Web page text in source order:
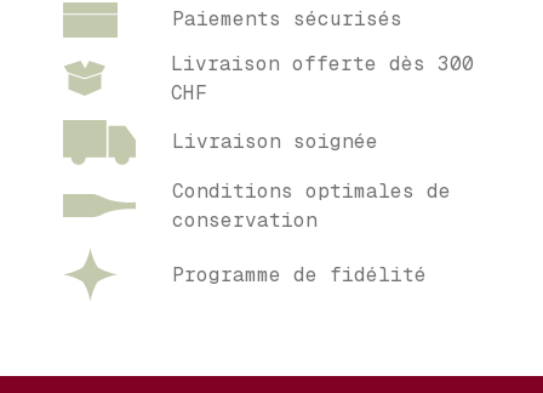
Paiements sécurisés
Livraison offerte dès 300
CHF
Livraison soignée
Conditions optimales de
conservation
Programme de fidélité